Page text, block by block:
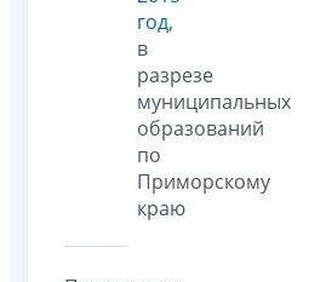
год,
в
разрезе
муниципальных
образований
по
Приморскому
краю